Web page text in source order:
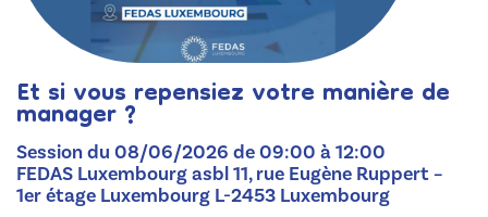
Et si vous repensiez votre manière de
manager ?
Session du 08/06/2026 de 09:00 à 12:00
FEDAS Luxembourg asbl 11, rue Eugène Ruppert –
1er étage Luxembourg L-2453 Luxembourg